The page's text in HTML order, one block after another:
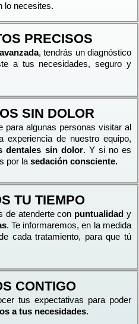
CONTIGO
tus expectativas para poder
a tus necesidades.
TU TIEMPO
de atenderte con puntualidad y
. Te informaremos, en la medida
cada tratamiento, para que tú
SIN DOLOR
para algunas personas visitar al
experiencia de nuestro equipo,
dentales sin dolor. Y si no es
por la sedación consciente.
PRECISOS
, tendrás un diagnóstico
a tus necesidades, seguro y
lo necesites.